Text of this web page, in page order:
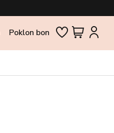
Poklon bon